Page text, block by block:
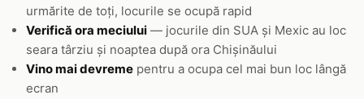
urmărite de toți, locurile se ocupă rapid
Verifică ora meciului — jocurile din SUA și Mexic au loc
seara târziu și noaptea după ora Chișinăului
Vino mai devreme pentru a ocupa cel mai bun loc lângă
ecran